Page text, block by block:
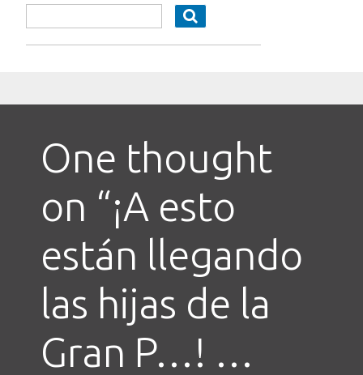
One thought
on “¡A esto
están llegando
las hijas de la
Gran P…! …